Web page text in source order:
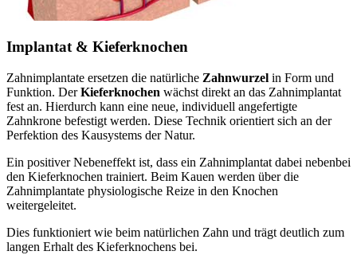
Implantat & Kieferknochen
Zahnimplantate ersetzen die natürliche Zahnwurzel in Form und
Funktion. DerKieferknochen wächst direkt an das Zahnimplantat
fest an. Hierdurch kann eine neue, individuell angefertigte
Zahnkrone befestigt werden. Diese Technik orientiert sich an der
Perfektion des Kausystems der Natur.
Ein positiver Nebeneffekt ist, dass ein Zahnimplantat dabei nebenbei
den Kieferknochen trainiert. Beim Kauen werden über die
Zahnimplantate physiologische Reize in den Knochen
weitergeleitet.
Dies funktioniert wie beim natürlichen Zahn und trägt deutlich zum
langen Erhalt des Kieferknochens bei.